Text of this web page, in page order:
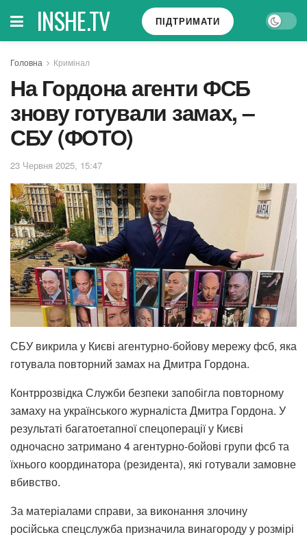
INSHE.TV ПІДТРИМАТИ
Головна Кримінал
На Гордона агенти ФСБ
знову готували замах, –
СБУ (ФОТО)
23 Червня 2025, 15:47
СБУ викрила у Києві агентурно-бойову мережу фсб, яка
готувала повторний замах на Дмитра Гордона.
Контррозвідка Служби безпеки запобігла повторному
замаху на українського журналіста Дмитра Гордона. У
результаті багатоетапної спецоперації у Києві
одночасно затримано 4 агентурно-бойові групи фсб та
їхнього координатора (резидента), які готували замовне
вбивство.
За матеріалами справи, за виконання злочину
російська спецслужба призначила винагороду у розмірі